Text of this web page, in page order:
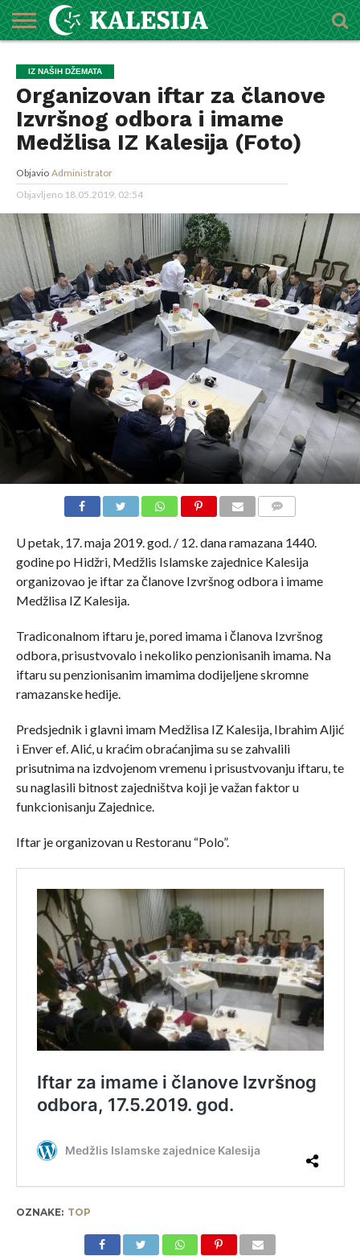
O
MEDŽLISU
DŽEMATI
IMAMI
MEKTEBSKI
CENTAR
VIJESTI
HUTBE
NAJAVE
KALENDAR
KONTAKT
IZ NAŠIH DŽEMATA
Organizovan iftar za članove
Izvršnog odbora i imame
Medžlisa IZ Kalesija (Foto)
Objavio Administrator
Objavljeno 18.05.2019. 02:54
U petak, 17. maja 2019. god. / 12. dana ramazana 1440.
godine po Hidžri, Medžlis Islamske zajednice Kalesija
organizovao je iftar za članove Izvršnog odbora i imame
Medžlisa IZ Kalesija.
Tradiconalnom iftaru je, pored imama i članova Izvršnog
odbora, prisustvovalo i nekoliko penzionisanih imama. Na
iftaru su penzionisanim imamima dodijeljene skromne
ramazanske hedije.
Predsjednik i glavni imam Medžlisa IZ Kalesija, Ibrahim Aljić
i Enver ef. Alić, u kraćim obraćanjima su se zahvalili
prisutnima na izdvojenom vremenu i prisustvovanju iftaru, te
su naglasili bitnost zajedništva koji je važan faktor u
funkcionisanju Zajednice.
Iftar je organizovan u Restoranu “Polo”.
OZNAKE: TOP